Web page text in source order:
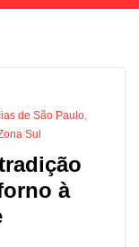
de São Paulo,
Sul
à